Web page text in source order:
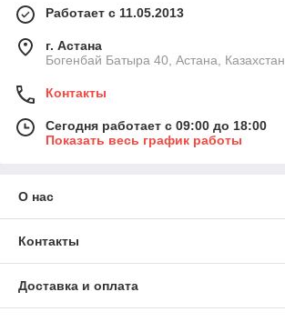
Работает с 11.05.2013
г. Астана
Богенбай Батыра 40, Астана, Казахстан
Контакты
Сегодня работает с 09:00 до 18:00
Показать весь график работы
О нас
Контакты
Доставка и оплата